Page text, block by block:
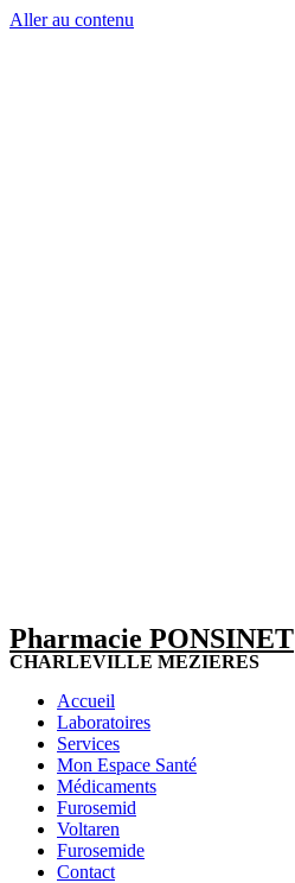
Aller au contenu
Pharmacie PONSINET
CHARLEVILLE MEZIERES
Accueil
Laboratoires
Services
Mon Espace Santé
Médicaments
Furosemid
Voltaren
Furosemide
Contact